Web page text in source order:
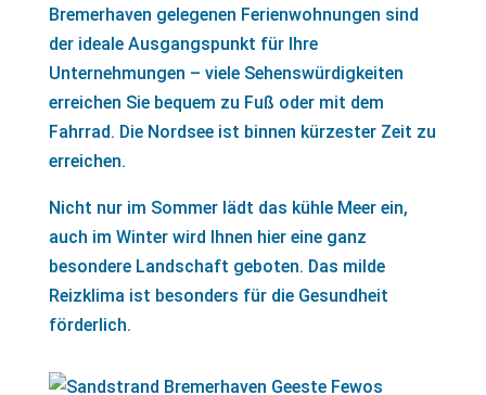
Bremerhaven gelegenen Ferienwohnungen sind
der ideale Ausgangspunkt für Ihre
Unternehmungen – viele Sehenswürdigkeiten
erreichen Sie bequem zu Fuß oder mit dem
Fahrrad. Die Nordsee ist binnen kürzester Zeit zu
erreichen.
Nicht nur im Sommer lädt das kühle Meer ein,
auch im Winter wird Ihnen hier eine ganz
besondere Landschaft geboten. Das milde
Reizklima ist besonders für die Gesundheit
förderlich.